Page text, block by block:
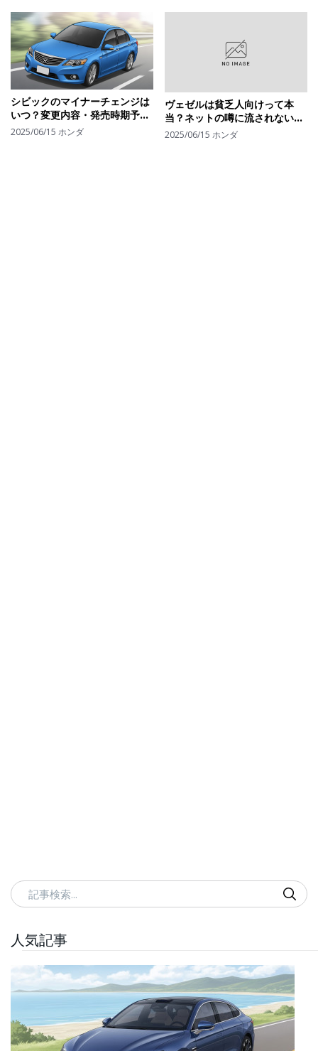
シビックのマイナーチェンジは
いつ？変更内容・発売時期予想
と現行モデルの買い時を比較
2025/06/15 ホンダ
ヴェゼルは貧乏人向けって本
当？ネットの噂に流されないた
めに必要な視点と実際のオーナ
2025/06/15 ホンダ
記事検索
人気記事